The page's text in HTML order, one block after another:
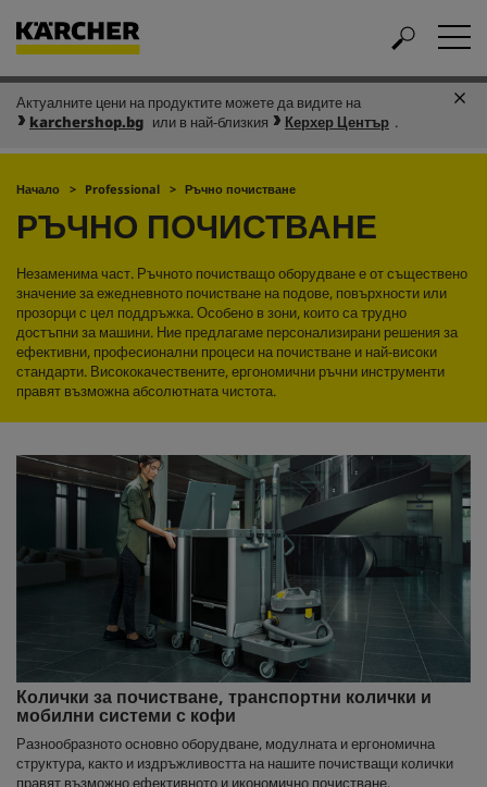
Актуалните цени на продуктите можете да видите на
karchershop.bg или в най-близкия Керхер Център .
Начало Professional Ръчно почистване
РЪЧНО ПОЧИСТВАНЕ
Незаменима част. Ръчното почистващо оборудване е от съществено
значение за ежедневното почистване на подове, повърхности или
прозорци с цел поддръжка. Особено в зони, които са трудно
достъпни за машини. Ние предлагаме персонализирани решения за
ефективни, професионални процеси на почистване и най-високи
стандарти. Висококачествените, ергономични ръчни инструменти
правят възможна абсолютната чистота.
Колички за почистване, транспортни колички и
мобилни системи с кофи
Разнообразното основно оборудване, модулната и ергономична
структура, както и издръжливостта на нашите почистващи колички
правят възможно ефективното и икономично почистване.